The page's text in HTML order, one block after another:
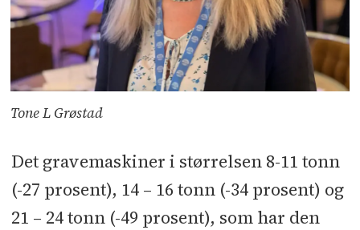
Tone L Grøstad
Det gravemaskiner i størrelsen 8-11 tonn
(-27 prosent), 14 – 16 tonn (-34 prosent) og
21 – 24 tonn (-49 prosent), som har den